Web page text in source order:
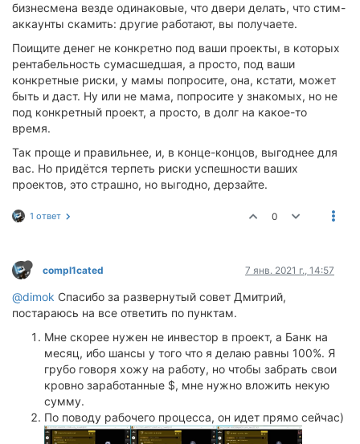
бизнесмена везде одинаковые, что двери делать, что стим-
аккаунты скамить: другие работают, вы получаете.
Поищите денег не конкретно под ваши проекты, в которых
рентабельность сумасшедшая, а просто, под ваши
конкретные риски, у мамы попросите, она, кстати, может
быть и даст. Ну или не мама, попросите у знакомых, но не
под конкретный проект, а просто, в долг на какое-то
время.
Так проще и правильнее, и, в конце-концов, выгоднее для
вас. Но придётся терпеть риски успешности ваших
проектов, это страшно, но выгодно, дерзайте.
1 ответ 0
compl1cated 7 янв. 2021 г., 14:57
@dimok Спасибо за развернутый совет Дмитрий,
постараюсь на все ответить по пунктам.
Мне скорее нужен не инвестор в проект, а Банк на
месяц, ибо шансы у того что я делаю равны 100%. Я
грубо говоря хожу на работу, но чтобы забрать свои
кровно заработанные $, мне нужно вложить некую
сумму.
По поводу рабочего процесса, он идет прямо сейчас)